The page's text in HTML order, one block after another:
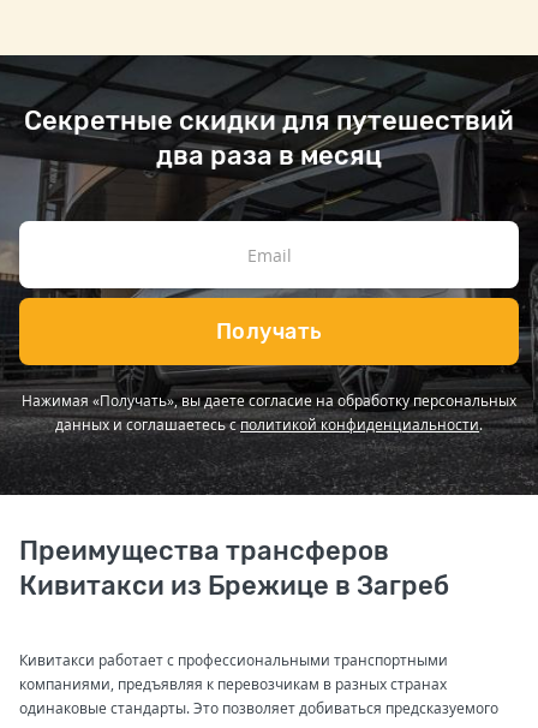
Секретные скидки для путешествий
два раза в месяц
Получать
Нажимая «Получать», вы даете согласие на обработку персональных
данных и соглашаетесь сполитикой конфиденциальности.
Преимущества трансферов
Кивитакси из Брежице в Загреб
Кивитакси работает с профессиональными транспортными
компаниями, предъявляя к перевозчикам в разных странах
одинаковые стандарты. Это позволяет добиваться предсказуемого